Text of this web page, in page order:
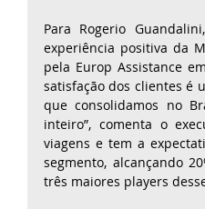
Para Rogerio
experiência positiva da
pela Europ Assistance
satisfação dos clientes é
que consolidamos no
inteiro”, comenta o
viagens e tem a
segmento, alcançando
três maiores players